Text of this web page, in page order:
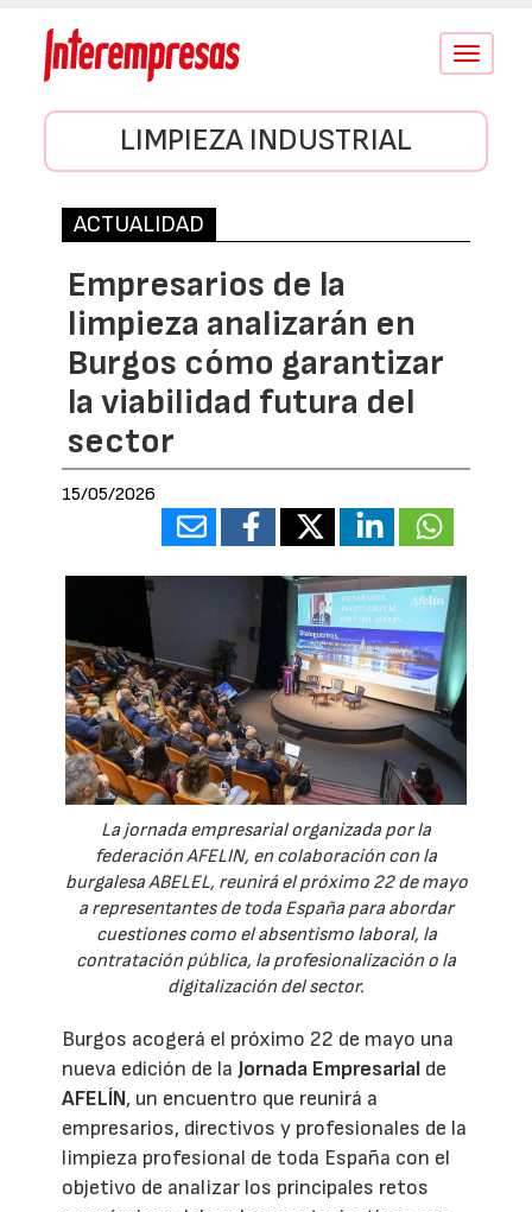
Conmutar
LIMPIEZA INDUSTRIAL
ACTUALIDAD
Empresarios de la
limpieza analizarán en
Burgos cómo garantizar
la viabilidad futura del
sector
15/05/2026
La jornada empresarial organizada por la
federación AFELIN, en colaboración con la
burgalesa ABELEL, reunirá el próximo 22 de mayo
a representantes de toda España para abordar
cuestiones como el absentismo laboral, la
contratación pública, la profesionalización o la
digitalización del sector.
Burgos acogerá el próximo 22 de mayo una
nueva edición de laJornada Empresarial de
AFELÍN, un encuentro que reunirá a
empresarios, directivos y profesionales de la
limpieza profesional de toda España con el
objetivo de analizar los principales retos